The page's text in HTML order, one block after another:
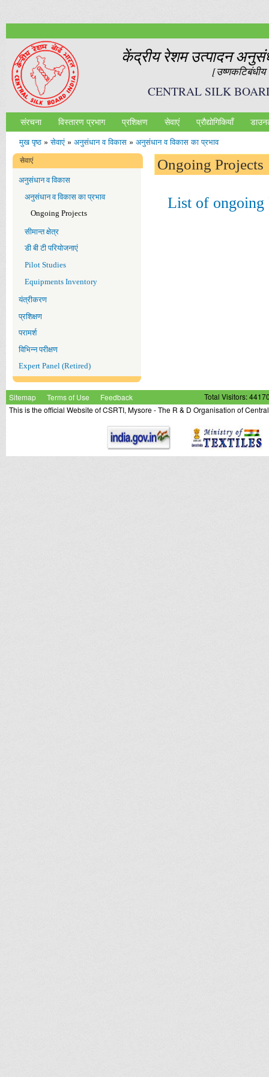
केंद्रीय रेशम उत्‍पादन
CENTRAL SILK
Main menu
संरचना विस्तारण प्रभाग प्रशिक्षण सेवाएं प्रौद्योगिकियॉं
आप यहाँ हैं
मुख पृष्ठ»सेवाएं» अनुसंधान व विकास» अनुसंधान व विकास का प्रभाव
सेवाएं
अनुसंधान व विकास
अनुसंधान व विकास का प्रभाव
Ongoing Projects
सीमान्‍त क्षेत्र
डी बी टी परियोजनाएं
Pilot Studies
Equipments Inventory
यंत्रीकरण
प्रशिक्षण
परामर्श
विभिन्न परीक्षण
Expert Panel (Retired)
Ongoing Projects
List of ongoing
Sitemap Terms of Use Feedback
Total Visitors:
This is the official Website of CSRTI, Mysore - The R & D Organisation of